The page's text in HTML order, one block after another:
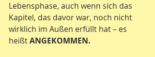
Lebensphase, auch wenn sich das
Kapitel, das davor war, noch nicht
wirklich im Außen erfüllt hat – es
heißt ANGEKOMMEN.